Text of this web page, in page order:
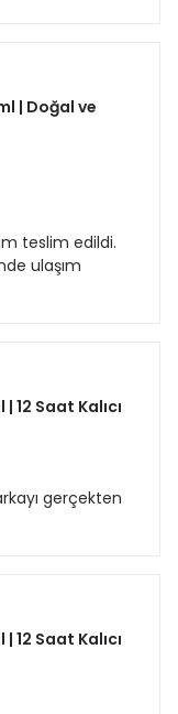
| Doğal ve
teslim edildi.
ulaşım
12 Saat Kalıcı
gerçekten
12 Saat Kalıcı